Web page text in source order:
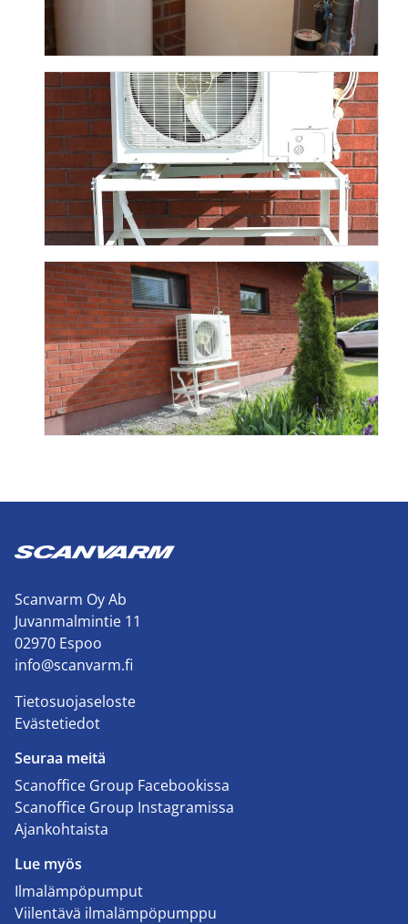
Scanvarm Oy Ab
Juvanmalmintie 11
02970 Espoo
info@scanvarm.fi
Tietosuojaseloste
Evästetiedot
Seuraa meitä
Scanoffice Group Facebookissa
Scanoffice Group Instagramissa
Ajankohtaista
Lue myös
Ilmalämpöpumput
Viilentävä ilmalämpöpumppu